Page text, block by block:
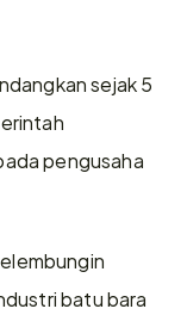
sejak 5
pengusaha
batu bara